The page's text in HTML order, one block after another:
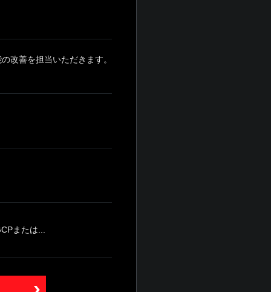
改善を担当いただきます。
または...